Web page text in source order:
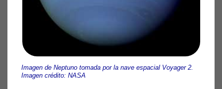
Imagen de Neptuno tomada por la nave espacial Voyager 2.
Imagen crédito: NASA